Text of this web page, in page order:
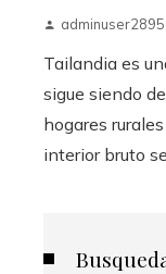
Tailandia es
sigue siendo
hogares
interior bruto